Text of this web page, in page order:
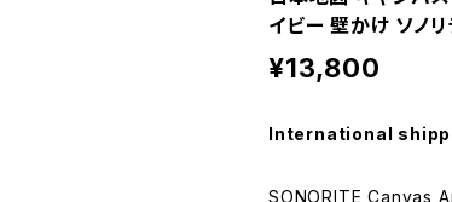
イビー 壁かけ ソノ
¥13,800
International
SONORITE Canvas